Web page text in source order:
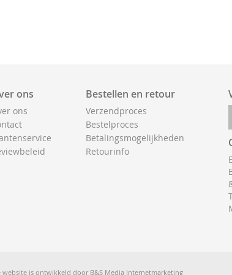
ons
ons
Bestellen en retour
Verzendproces
Bestelproces
Betalingsmogelijkheden
Retourinfo
website is ontwikkeld door B&S Media Internetmarketing